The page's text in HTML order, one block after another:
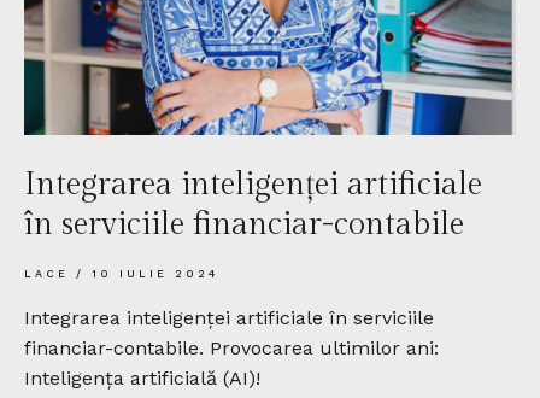
Integrarea inteligenței artificiale
în serviciile financiar-contabile
LACE 10 IULIE 2024
Integrarea inteligenței artificiale în serviciile
financiar-contabile. Provocarea ultimilor ani:
Inteligența artificială (AI)!